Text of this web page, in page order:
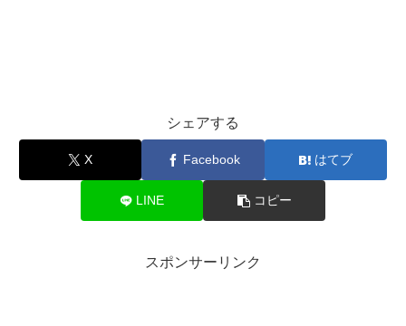
シェアする
X Facebook はてブ
LINE コピー
スポンサーリンク